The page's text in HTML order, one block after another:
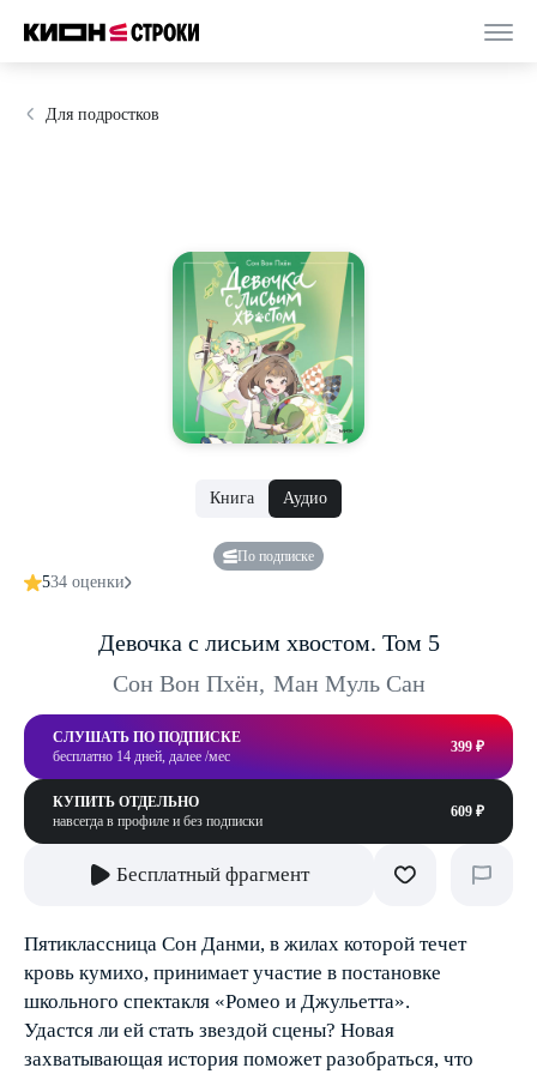
Для подростков
Книга Аудио
По подписке
534 оценки
Девочка с лисьим хвостом. Том 5
Сон Вон Пхён, Ман Муль Сан
СЛУШАТЬ ПО ПОДПИСКЕ
бесплатно 14 дней, далее /мес
399 ₽
КУПИТЬ ОТДЕЛЬНО
навсегда в профиле и без подписки
609 ₽
Бесплатный фрагмент
Пятиклассница Сон Данми, в жилах которой течет
кровь кумихо, принимает участие в постановке
школьного спектакля «Ромео и Джульетта».
Удастся ли ей стать звездой сцены? Новая
захватывающая история поможет разобраться, что